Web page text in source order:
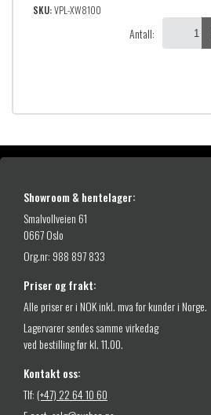
t
8
l
s
e
r
0
SKU:VPL-XW8100
Antall:
Showroom & hentelager:
Smalvollveien 61
0667 Oslo
Org.nr: 988 897 833
Priser og frakt:
Alle priser er i NOK inkl. mva for kunder i Norge.
Lagervarer sendes samme virkedag
ved bestilling før kl. 11.00.
Kontakt oss:
Tlf: (+47) 22 64 10 60